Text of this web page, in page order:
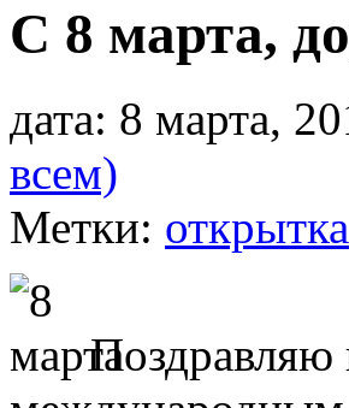
С 8 марта,
дата: 8 марта,
всем)
Метки: открытка
Поздравляю